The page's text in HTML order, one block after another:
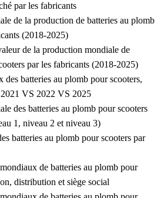
par les fabricants
de la production de batteries au plomb
(2018-2025)
de la production mondiale de
par les fabricants (2018-2025)
des batteries au plomb pour scooters,
2021 VS 2022 VS 2025
des batteries au plomb pour scooters
1, niveau 2 et niveau 3)
batteries au plomb pour scooters par
de batteries au plomb pour
distribution et siège social